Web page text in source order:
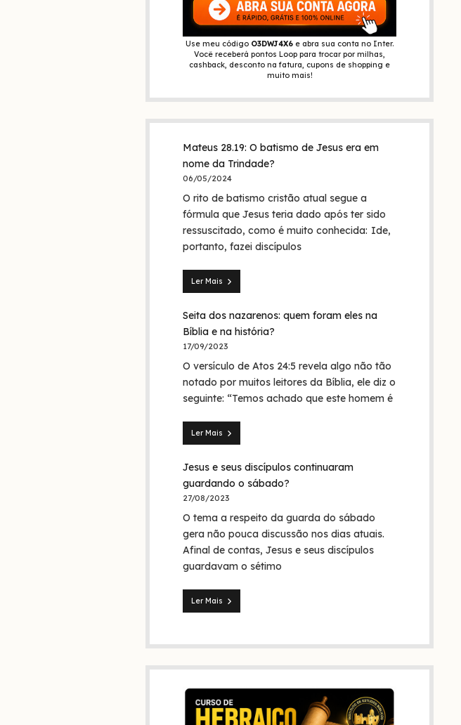
Use meu código O3DWJ4X6 e abra sua conta no Inter.
Você receberá pontos Loop para trocar por milhas,
cashback, desconto na fatura, cupons de shopping e
muito mais!
Mateus 28.19: O batismo de Jesus era em
nome da Trindade?
06/05/2024
O rito de batismo cristão atual segue a
fórmula que Jesus teria dado após ter sido
ressuscitado, como é muito conhecida: Ide,
portanto, fazei discípulos
Ler Mais
Mateus
O
batismo
de
era
em
nome
da
Seita dos nazarenos: quem foram eles na
Bíblia e na história?
17/09/2023
O versículo de Atos 24:5 revela algo não tão
notado por muitos leitores da Bíblia, ele diz o
seguinte: “Temos achado que este homem é
Ler Mais
Seita
nazarenos:
quem
foram
na
Bíblia
e
história?
Jesus e seus discípulos continuaram
guardando o sábado?
27/08/2023
O tema a respeito da guarda do sábado
gera não pouca discussão nos dias atuais.
Afinal de contas, Jesus e seus discípulos
guardavam o sétimo
Ler Mais
Jesus
o
sábado?